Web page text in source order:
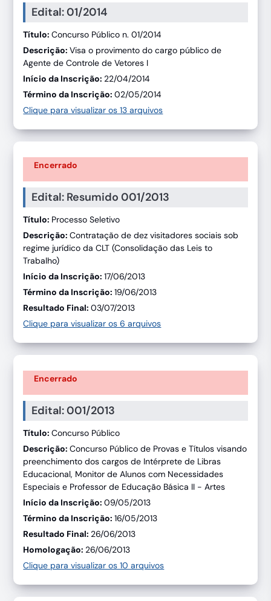
Edital: 01/2014
Título:Concurso Público n. 01/2014
Descrição:Visa o provimento do cargo público de
Agente de Controle de Vetores I
Início da Inscrição:22/04/2014
Término da Inscrição:02/05/2014
Clique para visualizar os 13 arquivos
Encerrado
Edital: Resumido 001/2013
Título: Processo Seletivo
Descrição:Contratação de dez visitadores sociais sob
regime jurídico da CLT (Consolidação das Leis to
Trabalho)
Início da Inscrição:17/06/2013
Término da Inscrição:19/06/2013
Resultado Final:03/07/2013
Clique para visualizar os 6 arquivos
Encerrado
Edital: 001/2013
Título:Concurso Público
Descrição:Concurso Público de Provas e Títulos visando
preenchimento dos cargos de Intérprete de Libras
Educacional, Monitor de Alunos com Necessidades
Especiais e Professor de Educação Básica II - Artes
Início da Inscrição:09/05/2013
Término da Inscrição:16/05/2013
Resultado Final:26/06/2013
Homologação:26/06/2013
Clique para visualizar os 10 arquivos